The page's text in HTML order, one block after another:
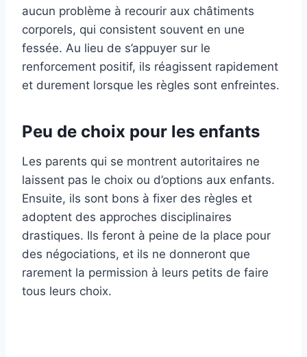
aucun problème à recourir aux châtiments
corporels, qui consistent souvent en une
fessée. Au lieu de s’appuyer sur le
renforcement positif, ils réagissent rapidement
et durement lorsque les règles sont enfreintes.
Peu de choix pour les enfants
Les parents qui se montrent autoritaires ne
laissent pas le choix ou d’options aux enfants.
Ensuite, ils sont bons à fixer des règles et
adoptent des approches disciplinaires
drastiques. Ils feront à peine de la place pour
des négociations, et ils ne donneront que
rarement la permission à leurs petits de faire
tous leurs choix.